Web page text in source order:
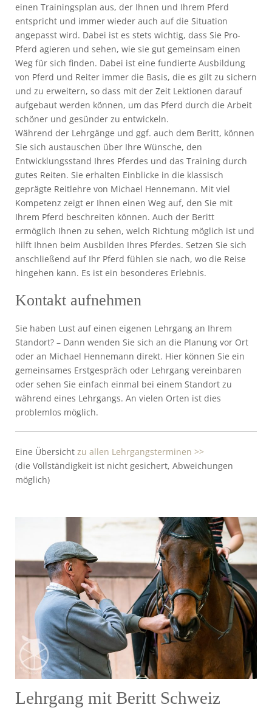
einen Trainingsplan aus, der Ihnen und Ihrem Pferd
entspricht und immer wieder auch auf die Situation
angepasst wird. Dabei ist es stets wichtig, dass Sie Pro-
Pferd agieren und sehen, wie sie gut gemeinsam einen
Weg für sich finden. Dabei ist eine fundierte Ausbildung
von Pferd und Reiter immer die Basis, die es gilt zu sichern
und zu erweitern, so dass mit der Zeit Lektionen darauf
aufgebaut werden können, um das Pferd durch die Arbeit
schöner und gesünder zu entwickeln.
Während der Lehrgänge und ggf. auch dem Beritt, können
Sie sich austauschen über Ihre Wünsche, den
Entwicklungsstand Ihres Pferdes und das Training durch
gutes Reiten. Sie erhalten Einblicke in die klassisch
geprägte Reitlehre von Michael Hennemann. Mit viel
Kompetenz zeigt er Ihnen einen Weg auf, den Sie mit
Ihrem Pferd beschreiten können. Auch der Beritt
ermöglich Ihnen zu sehen, welch Richtung möglich ist und
hilft Ihnen beim Ausbilden Ihres Pferdes. Setzen Sie sich
anschließend auf Ihr Pferd fühlen sie nach, wo die Reise
hingehen kann. Es ist ein besonderes Erlebnis.
Kontakt aufnehmen
Sie haben Lust auf einen eigenen Lehrgang an Ihrem
Standort? – Dann wenden Sie sich an die Planung vor Ort
oder an Michael Hennemann direkt. Hier können Sie ein
gemeinsames Erstgespräch oder Lehrgang vereinbaren
oder sehen Sie einfach einmal bei einem Standort zu
während eines Lehrgangs. An vielen Orten ist dies
problemlos möglich.
Eine Übersicht zu allen Lehrgangsterminen >>
(die Vollständigkeit ist nicht gesichert, Abweichungen
möglich)
Lehrgang mit Beritt Schweiz